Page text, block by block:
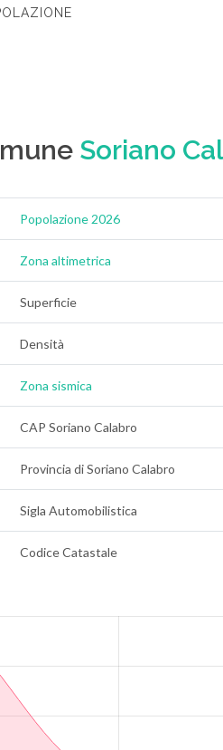
Soriano
Popolazione 2026
Zona altimetrica
Superficie
Densità
Zona sismica
CAP Soriano Calabro
Provincia di Soriano Calabro
Sigla Automobilistica
Codice Catastale